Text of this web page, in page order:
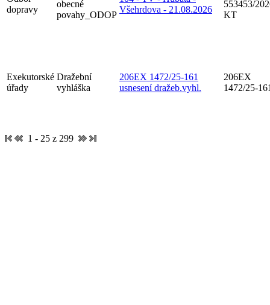
dopravy
obecné
povahy_ODOP
Všehrdova - 21.08.2026
553453/
KT
Exekutorské
úřady
Dražební
vyhláška
206EX 1472/25-161
usnesení dražeb.vyhl.
206EX
1472/25-
1 - 25 z 299